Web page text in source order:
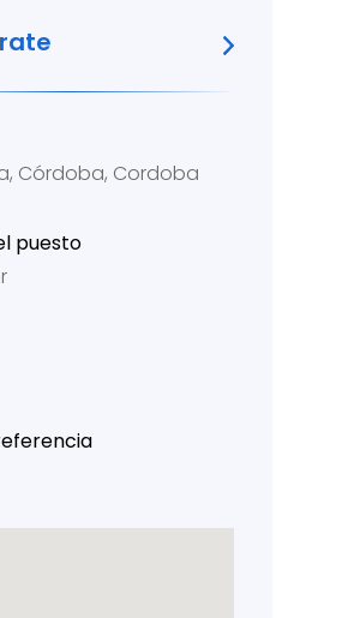
Córdoba, Cordoba
puesto